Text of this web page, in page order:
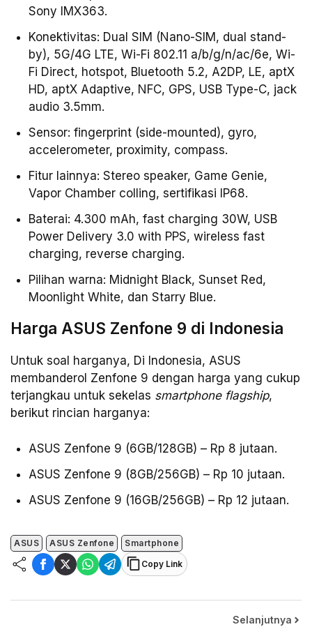
Sony IMX363.
Konektivitas: Dual SIM (Nano-SIM, dual stand-
by), 5G/4G LTE, Wi-Fi 802.11 a/b/g/n/ac/6e, Wi-
Fi Direct, hotspot, Bluetooth 5.2, A2DP, LE, aptX
HD, aptX Adaptive, NFC, GPS, USB Type-C, jack
audio 3.5mm.
Sensor: fingerprint (side-mounted), gyro,
accelerometer, proximity, compass.
Fitur lainnya: Stereo speaker, Game Genie,
Vapor Chamber colling, sertifikasi IP68.
Baterai: 4.300 mAh, fast charging 30W, USB
Power Delivery 3.0 with PPS, wireless fast
charging, reverse charging.
Pilihan warna: Midnight Black, Sunset Red,
Moonlight White, dan Starry Blue.
Harga ASUS Zenfone 9 di Indonesia
Untuk soal harganya, Di Indonesia, ASUS
membanderol Zenfone 9 dengan harga yang cukup
terjangkau untuk sekelas smartphone flagship,
berikut rincian harganya:
ASUS Zenfone 9 (6GB/128GB) – Rp 8 jutaan.
ASUS Zenfone 9 (8GB/256GB) – Rp 10 jutaan.
ASUS Zenfone 9 (16GB/256GB) – Rp 12 jutaan.
ASUS ASUS Zenfone
Smartphone
Copy Link
Selanjutnya